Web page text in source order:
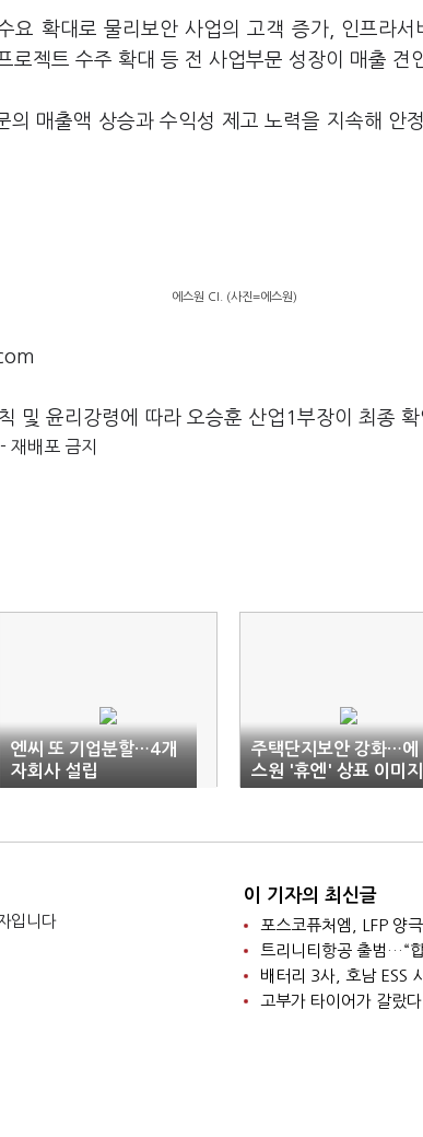
요 확대로 물리보안 사업의 고객 증가, 인프라
로젝트 수주 확대 등 전 사업부문 성장이 매출 견
의 매출액 상승과 수익성 제고 노력을 지속해 안
에스원 CI. (사진=에스원)
및 윤리강령에 따라 오승훈 산업1부장이 최종 확
배포 금지
엔씨 또 기업분할…4개
자회사 설립
주택단지보안 강화…에
스원 '휴엔' 상표 이미지
변경
입니다
이 기자의 최신글
포스코퓨처엠, LFP 양
트리니티항공 출범…“
배터리 3사, 호남 ESS
고부가 타이어가 갈랐